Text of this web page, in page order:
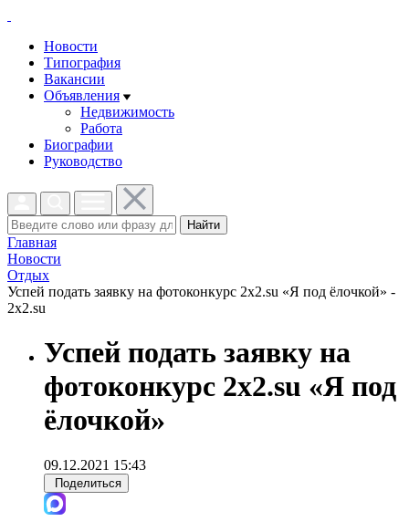
Новости
Типография
Вакансии
Объявления
Недвижимость
Работа
Биографии
Руководство
Найти
Главная
Новости
Отдых
Успей подать заявку на фотоконкурс 2х2.su «Я под ёлочкой» -
2x2.su
Успей подать заявку на
фотоконкурс 2х2.su «Я под
ёлочкой»
09.12.2021 15:43
Поделиться